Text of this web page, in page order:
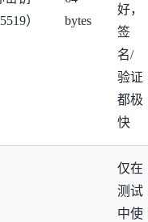
）
bytes
好，
签
名/
验证
都极
快
仅在
测试
中使